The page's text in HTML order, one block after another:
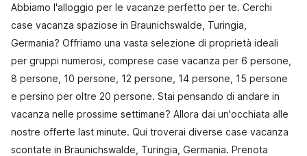
Abbiamo l'alloggio per le vacanze perfetto per te. Cerchi
case vacanza spaziose in Braunichswalde, Turingia,
Germania? Offriamo una vasta selezione di proprietà ideali
per gruppi numerosi, comprese case vacanza per 6 persone,
8 persone, 10 persone, 12 persone, 14 persone, 15 persone
e persino per oltre 20 persone. Stai pensando di andare in
vacanza nelle prossime settimane? Allora dai un'occhiata alle
nostre offerte last minute. Qui troverai diverse case vacanza
scontate in Braunichswalde, Turingia, Germania. Prenota